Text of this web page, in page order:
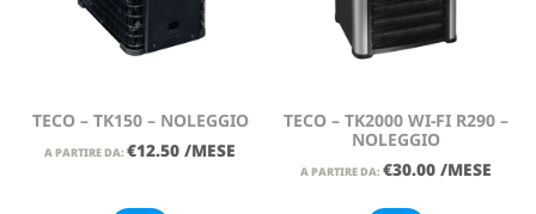
TECO – TK150 – NOLEGGIO
A PARTIRE DA: €12.50 /MESE
TECO – TK2000 WI-FI R290 –
NOLEGGIO
A PARTIRE DA: €30.00 /MESE